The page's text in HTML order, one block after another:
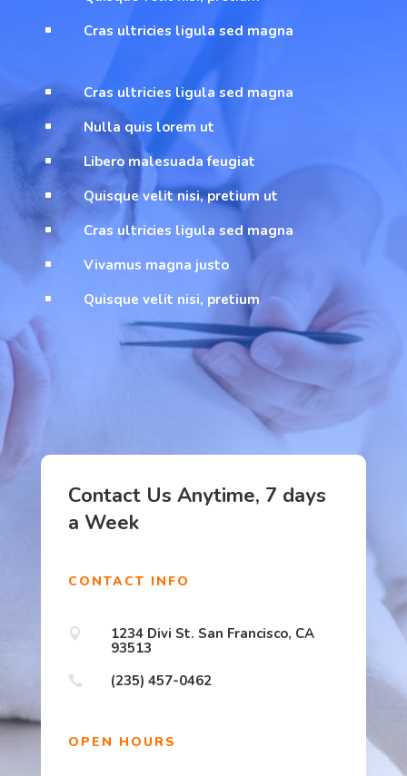
^ Cras ultricies ligula sed magna
^ Cras ultricies ligula sed magna
^ Nulla quis lorem ut
^ Libero malesuada feugiat
^ Quisque velit nisi, pretium ut
^ Cras ultricies ligula sed magna
^ Vivamus magna justo
^ Quisque velit nisi, pretium
Contact Us Anytime, 7 days
a Week
CONTACT INFO

1234 Divi St. San Francisco, CA
93513
 (235) 457-0462
OPEN HOURS